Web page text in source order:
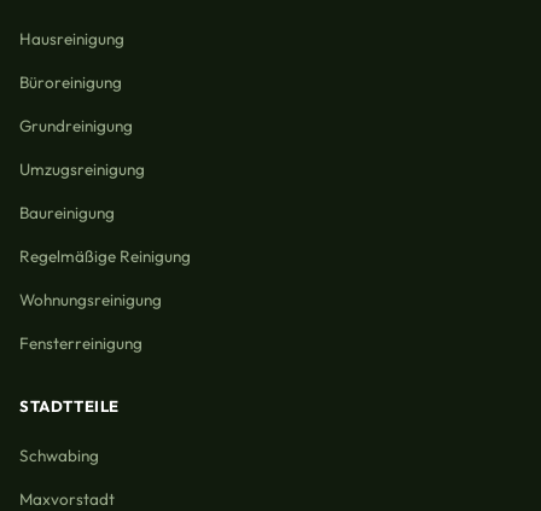
Hausreinigung
Büroreinigung
Grundreinigung
Umzugsreinigung
Baureinigung
Regelmäßige Reinigung
Wohnungsreinigung
Fensterreinigung
STADTTEILE
Schwabing
Maxvorstadt